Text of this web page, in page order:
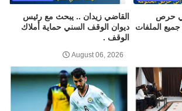
حرص
الملفات
القاضي زيدان .. يبحث مع رئيس
ديوان الوقف السني حماية أملاك
الوقف .
August 06, 2026